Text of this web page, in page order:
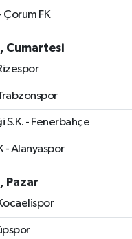
Çorum FK
Cumartesi
S.K. - Fenerbahçe
- Alanyaspor
Pazar